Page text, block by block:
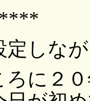
しな
に２